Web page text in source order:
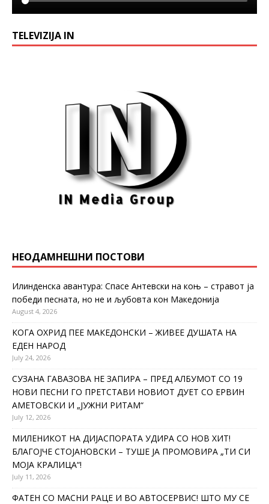
TELEVIZIJA IN
НЕОДАМНЕШНИ ПОСТОВИ
Илинденска авантура: Спасе Антевски на коњ – стравот ја
победи песната, но не и љубовта кон Македонија
August 4, 2026
КОГА ОХРИД ПЕЕ МАКЕДОНСКИ – ЖИВЕЕ ДУШАТА НА
ЕДЕН НАРОД
July 24, 2026
СУЗАНА ГАВАЗОВА НЕ ЗАПИРА – ПРЕД АЛБУМОТ СО 19
НОВИ ПЕСНИ ГО ПРЕТСТАВИ НОВИОТ ДУЕТ СО ЕРВИН
АМЕТОВСКИ И „ЈУЖНИ РИТАМ“
July 12, 2026
МИЛЕНИКОТ НА ДИЈАСПОРАТА УДИРА СО НОВ ХИТ!
БЛАГОЈЧЕ СТОЈАНОВСКИ – ТУШЕ ЈА ПРОМОВИРА „ТИ СИ
МОЈА КРАЛИЦА“!
July 11, 2026
ФАТЕН СО МАСНИ РАЦЕ И ВО АВТОСЕРВИС! ШТО МУ СЕ